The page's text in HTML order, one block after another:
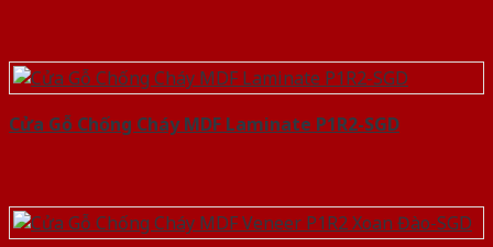
Cửa Gỗ Chống Cháy MDF Laminate P1R2-SGD